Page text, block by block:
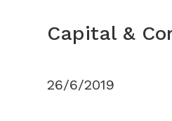
Capital &
26/6/2019